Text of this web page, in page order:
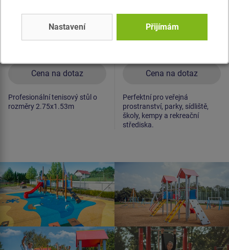
Cena na dotaz
Profesionální tenisový stůl o
rozměry 2.75x1.53m
Cena na dotaz
Perfektní pro veřejná
prostranství, parky, sídliště,
školy, kempy a rekreační
střediska.
Nastavení Přijímám